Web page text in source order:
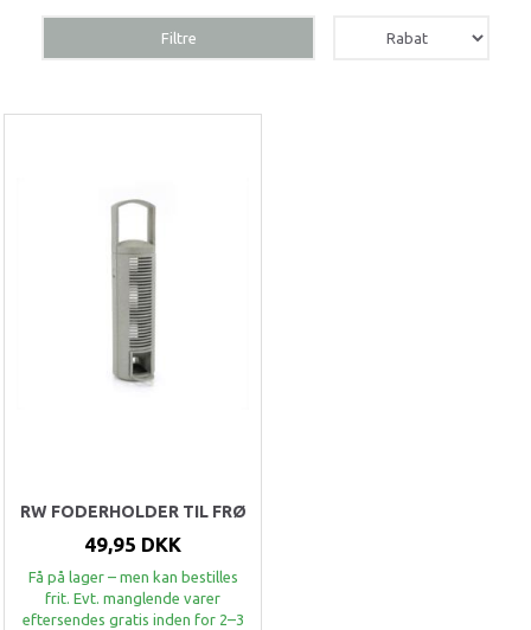
Filtre
RW FODERHOLDER TIL FRØ
49,95 DKK
Få på lager – men kan bestilles
frit. Evt. manglende varer
eftersendes gratis inden for 2–3